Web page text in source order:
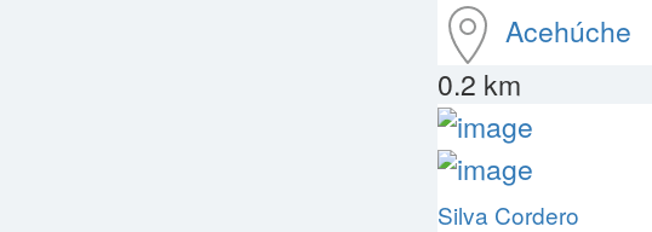
Acehúche
0.2 km
Silva Cordero